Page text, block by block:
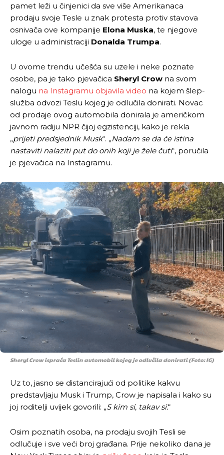
pamet leži u činjenici da sve više Amerikanaca
prodaju svoje Tesle u znak protesta protiv stavova
osnivača ove kompanije Elona Muska, te njegove
uloge u administraciji Donalda Trumpa.
U ovome trendu učešća su uzele i neke poznate
osobe, pa je tako pjevačica Sheryl Crow na svom
nalogu na Instagramu objavila video na kojem šlep-
služba odvozi Teslu kojeg je odlučila donirati. Novac
od prodaje ovog automobila donirala je američkom
javnom radiju NPR čijoj egzistenciji, kako je rekla
„prijeti predsjednik Musk“. „Nadam se da će istina
nastaviti nalaziti put do onih koji je žele čuti“, poručila
je pjevačica na Instagramu.
Sheryl Crow ispraća Teslin automobil kojeg je odlučila donirati (Foto: IG)
Uz to, jasno se distancirajući od politike kakvu
predstavljaju Musk i Trump, Crow je napisala i kako su
joj roditelji uvijek govorili: „S kim si, takav si.“
Osim poznatih osoba, na prodaju svojih Tesli se
odlučuje i sve veći broj građana. Prije nekoliko dana je